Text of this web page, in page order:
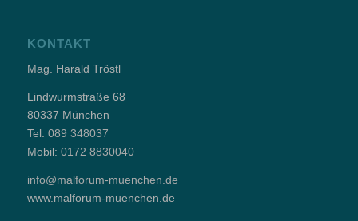
KONTAKT
Mag. Harald Tröstl
Lindwurmstraße 68
80337 München
Tel: 089 348037
Mobil: 0172 8830040
info@malforum-muenchen.de
www.malforum-muenchen.de